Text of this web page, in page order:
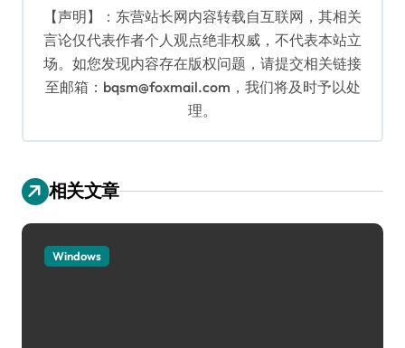
【声明】：东营站长网内容转载自互联网，其相关
言论仅代表作者个人观点绝非权威，不代表本站立
场。如您发现内容存在版权问题，请提交相关链接
至邮箱：bqsm@foxmail.com，我们将及时予以处
理。
相关文章
Windows